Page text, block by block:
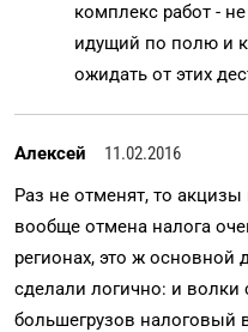
комплекс работ -
идущий по полю и
ожидать от этих
Алексей
11.02.2016
Раз не отменят, то
вообще отмена налога
регионах, это ж основной
сделали логично: и
большегрузов налоговый